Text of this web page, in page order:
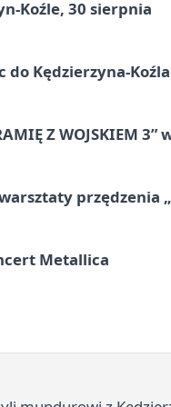
Koźle, 30 sierpnia
Kędzierzyna-Koźla
Z WOJSKIEM 3”
przędzenia
Metallica